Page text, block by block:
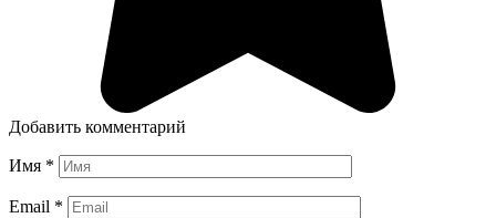
Добавить комментарий
Имя *
Email *